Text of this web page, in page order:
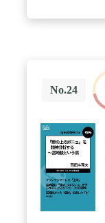
No.24